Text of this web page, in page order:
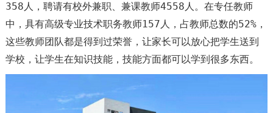
358人，聘请有校外兼职、兼课教师4558人。在专任教师
中，具有高级专业技术职务教师157人，占教师总数的52%，
这些教师团队都是得到过荣誉，让家长可以放心把学生送到
学校，让学生在知识技能，技能方面都可以学到很多东西。